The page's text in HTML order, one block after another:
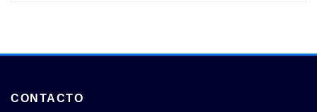
CONTACTO